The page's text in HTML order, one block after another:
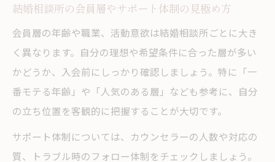
結婚相談所の会員層やサポート体制の見極め方
会員層の年齢や職業、活動意欲は結婚相談所ごとに大き
く異なります。自分の理想や希望条件に合った層が多い
かどうか、入会前にしっかり確認しましょう。特に「一
番モテる年齢」や「人気のある層」なども参考に、自分
の立ち位置を客観的に把握することが大切です。
サポート体制については、カウンセラーの人数や対応の
質、トラブル時のフォロー体制をチェックしましょう。